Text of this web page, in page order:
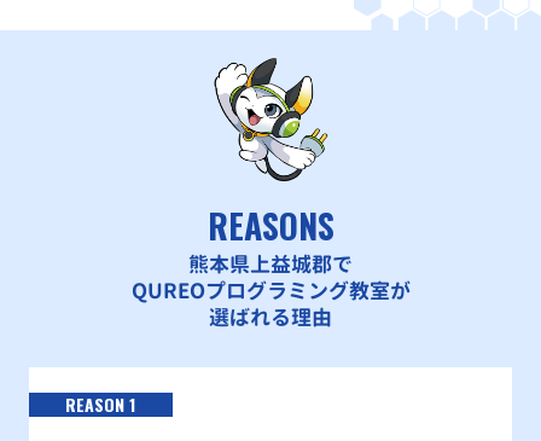
REASONS
熊本県上益城郡で
QUREOプログラミング教室が
選ばれる理由
REASON 1